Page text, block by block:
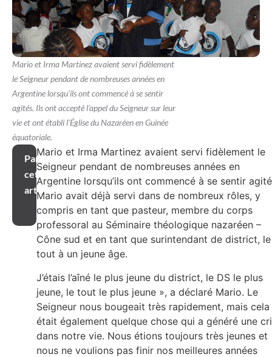
Mario et Irma Martinez avaient servi fidèlement
le Seigneur pendant de nombreuses années en
Argentine lorsqu'ils ont commencé à se sentir
agités. Ils ont accepté l'appel du Seigneur sur leur
vie et ont établi l'Église du Nazaréen en Guinée
équatoriale.
Partager
cet
article
Mario et Irma Martinez avaient servi fidèlement le
Seigneur pendant de nombreuses années en
Argentine lorsqu’ils ont commencé à se sentir
Mario avait déjà servi dans de nombreux rôles, y
compris en tant que pasteur, membre du corps
professoral au Séminaire théologique nazaréen –
Cône sud et en tant que surintendant de district, le
tout à un jeune âge.
J’étais l’aîné le plus jeune du district, le DS le plus
jeune, le tout le plus jeune », a déclaré Mario. Le
Seigneur nous bougeait très rapidement, mais cela
était également quelque chose qui a généré une
dans notre vie. Nous étions toujours très jeunes et
nous ne voulions pas finir nos meilleures années